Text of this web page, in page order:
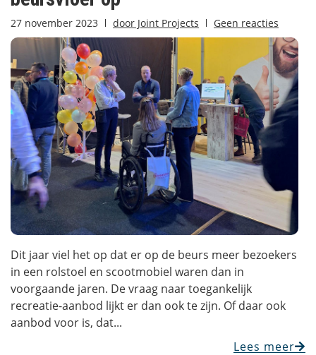
27 november 2023 door Joint Projects Geen reacties
Dit jaar viel het op dat er op de beurs meer bezoekers
in een rolstoel en scootmobiel waren dan in
voorgaande jaren. De vraag naar toegankelijk
recreatie-aanbod lijkt er dan ook te zijn. Of daar ook
aanbod voor is, dat...
Lees meer